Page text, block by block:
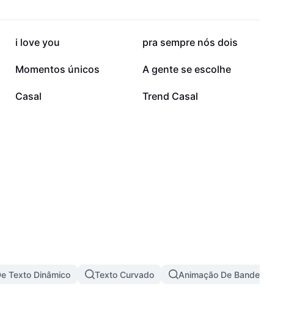
208,5 mil
i love you 207,9 mil
pra sempre nós dois
74,8 mil
Momentos únicos 63,2 mil
A gente se escolhe
3,9 mil
Casal 3,6 mil
Trend Casal
Texto Dinâmico Texto Curvado Animação De Bandeira